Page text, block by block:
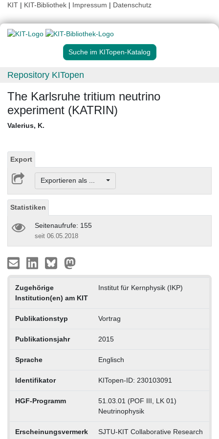
KIT | KIT-Bibliothek | Impressum | Datenschutz
Suche im KITopen-Katalog
Repository KITopen
The Karlsruhe tritium neutrino
experiment (KATRIN)
Valerius, K.
Export
Exportieren als ...
Statistiken
Seitenaufrufe: 155
seit 06.05.2018
Zugehörige
Institution(en) am KIT
Institut für Kernphysik (IKP)
Publikationstyp Vortrag
Publikationsjahr 2015
Sprache Englisch
Identifikator KITopen-ID: 230103091
HGF-Programm
51.03.01 (POF III, LK 01)
Neutrinophysik
Erscheinungsvermerk
SJTU-KIT Collaborative Research